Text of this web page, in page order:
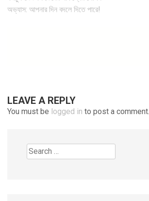
navigation
অভ্যাস: আপনার দিন বদলে দিতে পারে!
LEAVE A REPLY
You must be logged in to post a comment.
Search
for: